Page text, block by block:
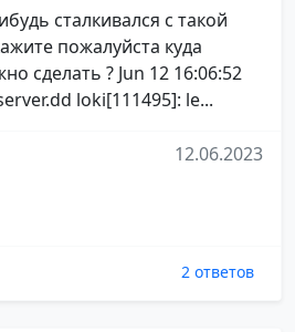
сталкивался с такой
пожалуйста куда
сделать ? Jun 12 16:06:52
loki[111495]: le...
12.06.2023
2 ответов